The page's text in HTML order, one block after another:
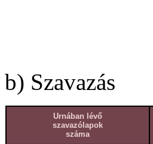
b) Szavazás
Urnában lévő
szavazólapok
száma